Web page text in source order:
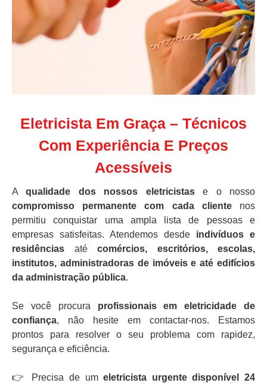
Eletricista Em Graça – Técnicos
Com Experiência E Preços
Acessíveis
Aqualidade dos nossos eletricistase o nosso
compromisso permanente com cada clientenos
permitiu conquistar uma ampla lista de pessoas e
empresas satisfeitas. Atendemos desde indivíduos e
residências até comércios, escritórios, escolas,
institutos, administradoras de imóveis e até edifícios
da administração pública.
Se você procura profissionais em eletricidade de
confiança, não hesite em contactar-nos. Estamos
prontos para resolver o seu problema com rapidez,
segurança e eficiência.
👉 Precisa de umeletricista urgente disponível 24